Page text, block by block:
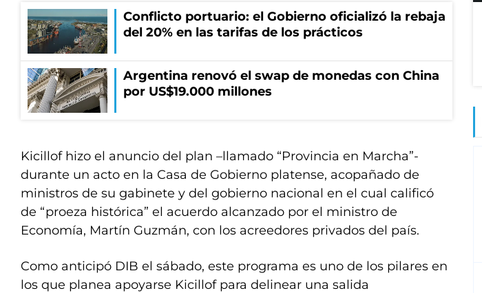
Conflicto portuario: el Gobierno oficializó la rebaja
del 20% en las tarifas de los prácticos
Argentina renovó el swap de monedas con China
por US$19.000 millones
Kicillof hizo el anuncio del plan –llamado “Provincia en Marcha”-
durante un acto en la Casa de Gobierno platense, acopañado de
ministros de su gabinete y del gobierno nacional en el cual calificó
de “proeza histórica” el acuerdo alcanzado por el ministro de
Economía, Martín Guzmán, con los acreedores privados del país.
Como anticipó DIB el sábado, este programa es uno de los pilares en
los que planea apoyarse Kicillof para delinear una salida